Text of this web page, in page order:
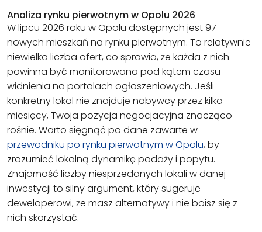
Analiza rynku pierwotnym w Opolu 2026
W lipcu 2026 roku w Opolu dostępnych jest 97
nowych mieszkań na rynku pierwotnym. To relatywnie
niewielka liczba ofert, co sprawia, że każda z nich
powinna być monitorowana pod kątem czasu
widnienia na portalach ogłoszeniowych. Jeśli
konkretny lokal nie znajduje nabywcy przez kilka
miesięcy, Twoja pozycja negocjacyjna znacząco
rośnie. Warto sięgnąć po dane zawarte w
przewodniku po rynku pierwotnym w Opolu, by
zrozumieć lokalną dynamikę podaży i popytu.
Znajomość liczby niesprzedanych lokali w danej
inwestycji to silny argument, który sugeruje
deweloperowi, że masz alternatywy i nie boisz się z
nich skorzystać.